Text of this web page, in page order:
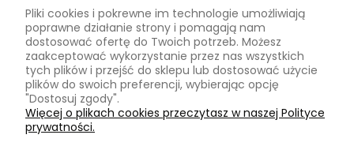
Polityka prywatności
O nas
Kontakt i dane firmy
O firmie
Pliki cookies i pokrewne im technologie umożliwiają
poprawne działanie strony i pomagają nam
dostosować ofertę do Twoich potrzeb. Możesz
zaakceptować wykorzystanie przez nas wszystkich
tych plików i przejść do sklepu lub dostosować użycie
plików do swoich preferencji, wybierając opcję
"Dostosuj zgody".
Więcej o plikach cookies przeczytasz w naszej Polityce
prywatności.